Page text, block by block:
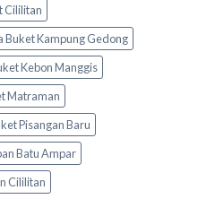
Cililitan
Buket Kampung Gedong
Kebon Manggis
Matraman
Pisangan Baru
Batu Ampar
Cililitan